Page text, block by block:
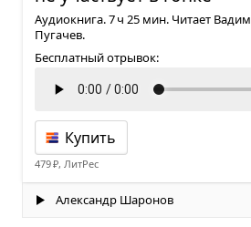
Аудиокнига. 7 ч 25 мин. Читает Вадим
Пугачев.
Бесплатный отрывок:
Купить
479 ₽, ЛитРес
Александр Шаронов